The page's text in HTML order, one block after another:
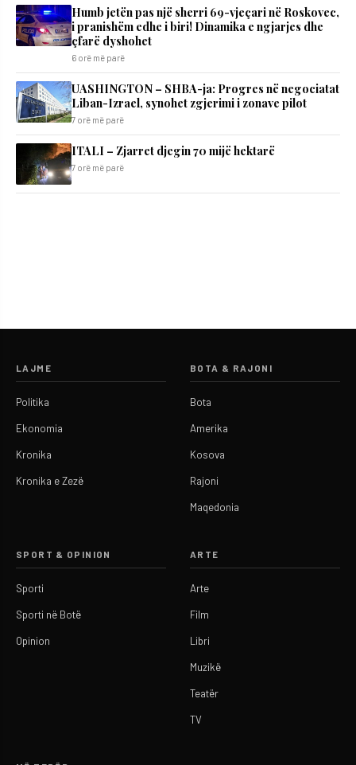
Humb jetën pas një sherri 69-vjeçari në Roskovec,
i pranishëm edhe i biri! Dinamika e ngjarjes dhe
çfarë dyshohet
6 orë më parë
UASHINGTON – SHBA-ja: Progres në negociatat
Liban-Izrael, synohet zgjerimi i zonave pilot
7 orë më parë
ITALI – Zjarret djegin 70 mijë hektarë
7 orë më parë
LAJME
Politika
Ekonomia
Kronika
Kronika e Zezë
BOTA & RAJONI
Bota
Amerika
Kosova
Rajoni
Maqedonia
SPORT & OPINION
Sporti
Sporti në Botë
Opinion
ARTE
Arte
Film
Libri
Muzikë
Teatër
TV